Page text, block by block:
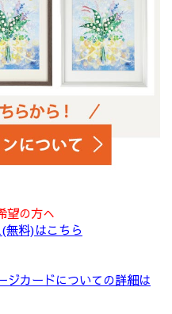
望の方へ
無料)はこちら
ジカードについての詳細は